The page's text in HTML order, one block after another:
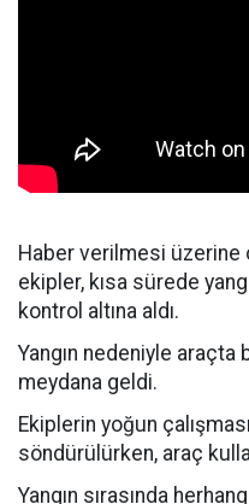
Haber verilmesi üzerine
ekipler, kısa sürede
kontrol altına aldı.
Yangın nedeniyle
meydana geldi.
Ekiplerin yoğun
söndürülürken, araç
Yangın sırasında